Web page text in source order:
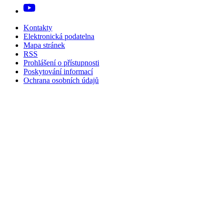
Kontakty
Elektronická podatelna
Mapa stránek
RSS
Prohlášení o přístupnosti
Poskytování informací
Ochrana osobních údajů